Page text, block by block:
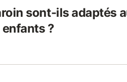
sont-ils adaptés
?